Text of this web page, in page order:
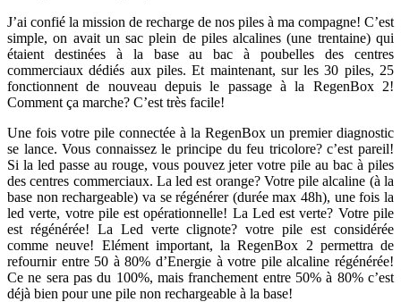
J’ai confié la mission de recharge de nos piles à ma compagne! C’est
simple, on avait un sac plein de piles alcalines (une trentaine) qui
étaient destinées à la base au bac à poubelles des centres
commerciaux dédiés aux piles. Et maintenant, sur les 30 piles, 25
fonctionnent de nouveau depuis le passage à la RegenBox 2!
Comment ça marche? C’est très facile!
Une fois votre pile connectée à la RegenBox un premier diagnostic
se lance. Vous connaissez le principe du feu tricolore? c’est pareil!
Si la led passe au rouge, vous pouvez jeter votre pile au bac à piles
des centres commerciaux. La led est orange? Votre pile alcaline (à la
base non rechargeable) va se régénérer (durée max 48h), une fois la
led verte, votre pile est opérationnelle! La Led est verte? Votre pile
est régénérée! La Led verte clignote? votre pile est considérée
comme neuve! Elément important, la RegenBox 2 permettra de
refournir entre 50 à 80% d’Energie à votre pile alcaline régénérée!
Ce ne sera pas du 100%, mais franchement entre 50% à 80% c’est
déjà bien pour une pile non rechargeable à la base!